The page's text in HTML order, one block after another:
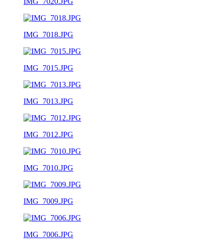
IMG_7018.JPG
IMG_7015.JPG
IMG_7013.JPG
IMG_7012.JPG
IMG_7010.JPG
IMG_7009.JPG
IMG_7006.JPG